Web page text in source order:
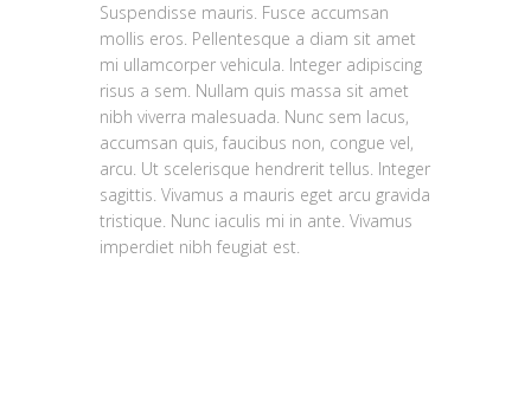
Suspendisse mauris. Fusce accumsan
mollis eros. Pellentesque a diam sit amet
mi ullamcorper vehicula. Integer adipiscing
risus a sem. Nullam quis massa sit amet
nibh viverra malesuada. Nunc sem lacus,
accumsan quis, faucibus non, congue vel,
arcu. Ut scelerisque hendrerit tellus. Integer
sagittis. Vivamus a mauris eget arcu gravida
tristique. Nunc iaculis mi in ante. Vivamus
imperdiet nibh feugiat est.